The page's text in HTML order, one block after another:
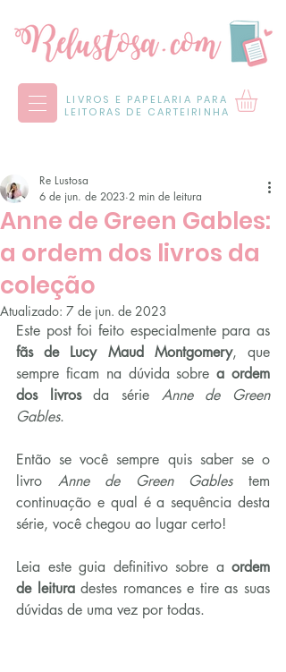
LIVROS E PAPELARIA PARA
LEITORAS DE CARTEIRINHA
Anne de Green Gables:
a ordem dos livros da
coleção
Re Lustosa
6 de jun. de 2023 2 min de leitura
Atualizado: 7 de jun. de 2023
fãs de Lucy Maud Montgomery, que
sempre ficam na dúvida sobre a ordem
dos livros da série Anne de Green
Gables.
Então se você sempre quis saber se o
livro Anne de Green Gables tem
continuação e qual é a sequência desta
série, você chegou ao lugar certo!
Leia este guia definitivo sobre a ordem
de leitura destes romances e tire as suas
dúvidas de uma vez por todas.